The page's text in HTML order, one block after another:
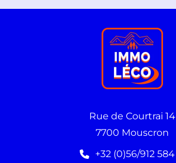
Rue de Courtrai 14
7700 Mouscron
+32 (0)56/912 584